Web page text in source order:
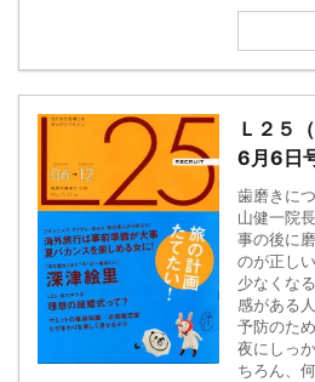
Ｌ２５
6月6日
歯磨きに
山健一院
事の後に
のが正し
少なくな
感がある
予防のた
夜にしっ
ちろん、